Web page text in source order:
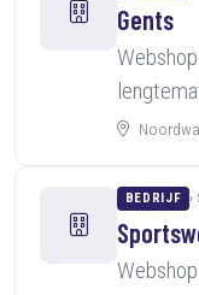
Gents
BEDRIJF